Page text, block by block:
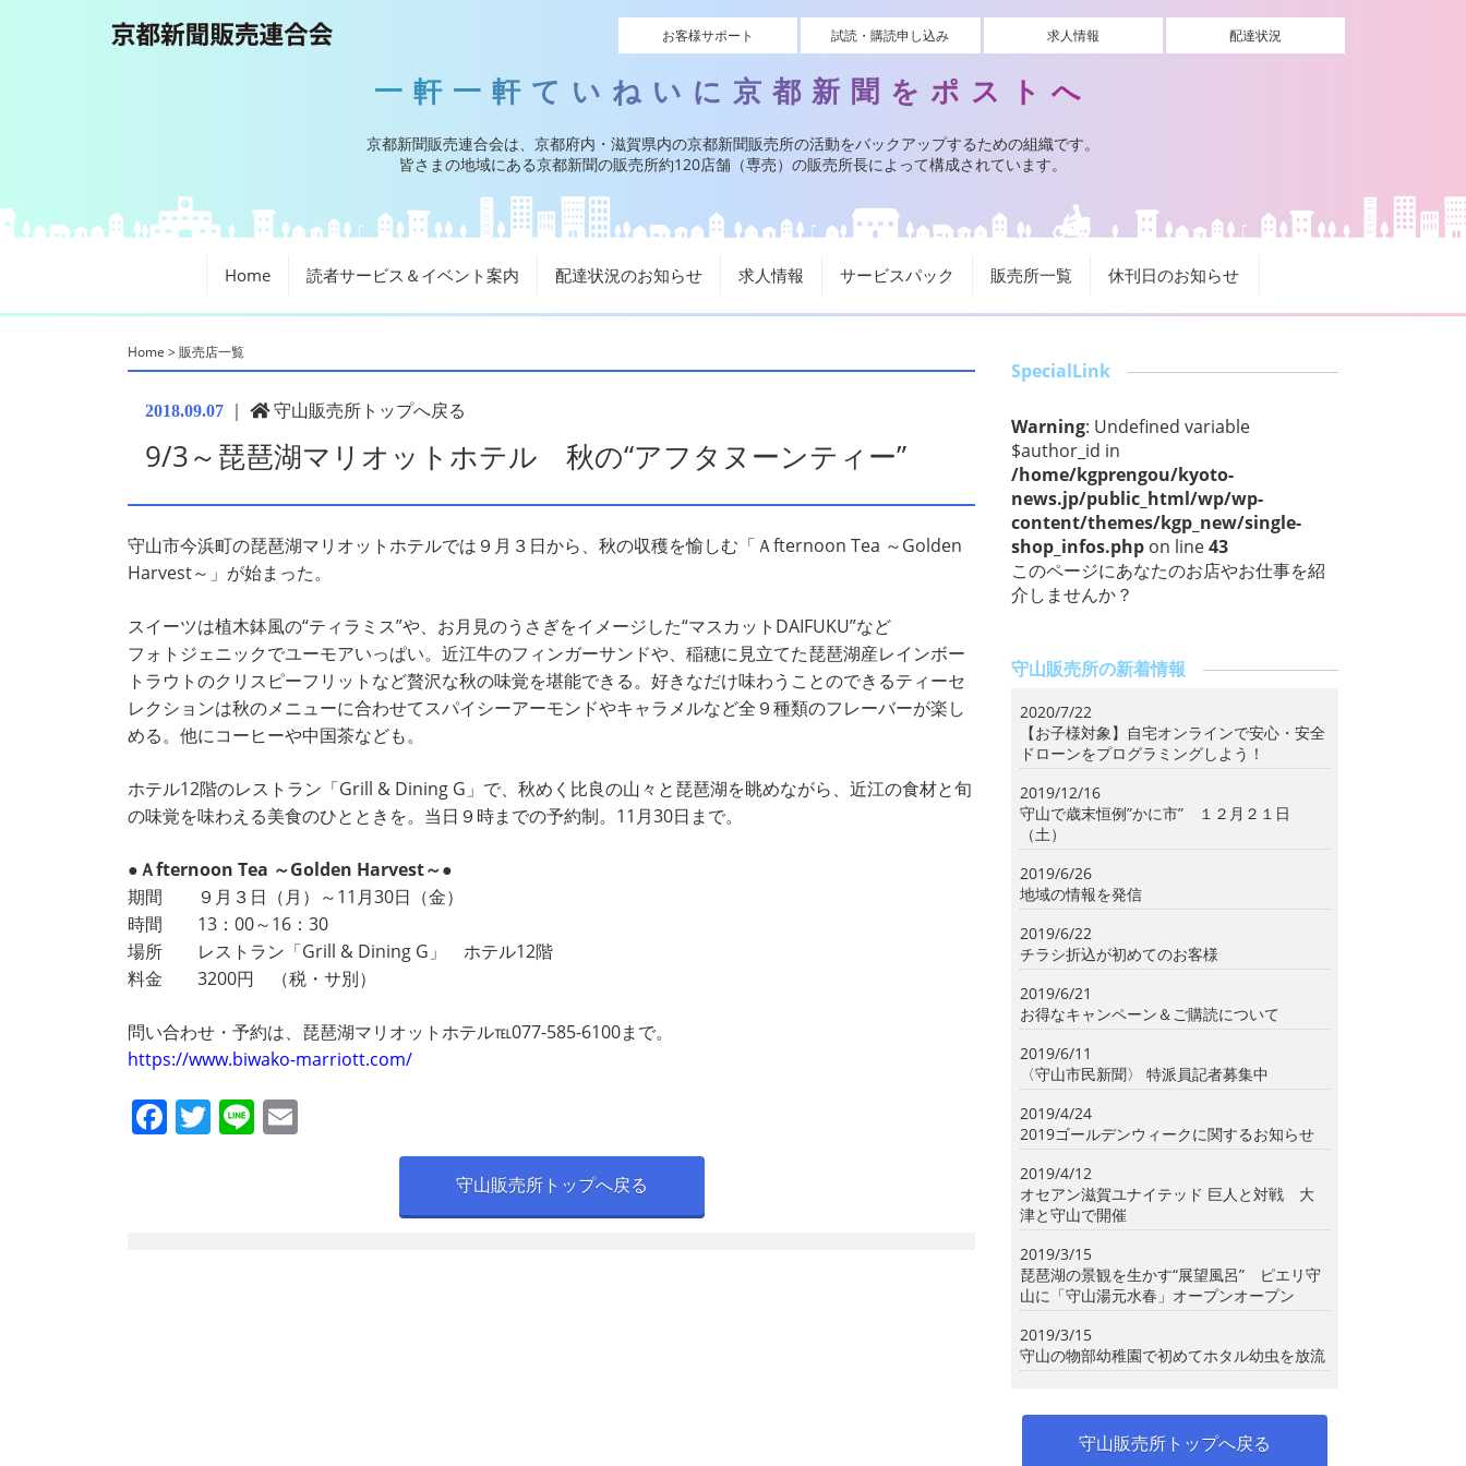
お客様サポート 試読・購読申し込み 求人情報 配達状況
一軒一軒ていねいに京都新聞をポストへ
京都新聞販売連合会は、京都府内・滋賀県内の京都新聞販売所の活動をバックアップするための組織です。
皆さまの地域にある京都新聞の販売所約120店舗（専売）の販売所長によって構成されています。
Home 読者サービス＆イベント案内 配達状況のお知らせ 求人情報 サービスパック 販売所一覧 休刊日のお知らせ
Home >販売店一覧
2018.09.07 ｜ 守山販売所トップへ戻る
9/3～琵琶湖マリオットホテル 秋の“アフタヌーンティー”
守山市今浜町の琵琶湖マリオットホテルでは９月３日から、秋の収穫を愉しむ「Ａfternoon Tea ～Golden
Harvest～」が始まった。
スイーツは植木鉢風の“ティラミス”や、お月見のうさぎをイメージした“マスカットDAIFUKU”など
フォトジェニックでユーモアいっぱい。近江牛のフィンガーサンドや、稲穂に見立てた琵琶湖産レインボー
トラウトのクリスピーフリットなど贅沢な秋の味覚を堪能できる。好きなだけ味わうことのできるティーセ
レクションは秋のメニューに合わせてスパイシーアーモンドやキャラメルなど全９種類のフレーバーが楽し
める。他にコーヒーや中国茶なども。
ホテル12階のレストラン「Grill & Dining G」で、秋めく比良の山々と琵琶湖を眺めながら、近江の食材と旬
の味覚を味わえる美食のひとときを。当日９時までの予約制。11月30日まで。
●Ａfternoon Tea ～Golden Harvest～●
期間 ９月３日（月）～11月30日（金）
時間 13：00～16：30
場所 レストラン「Grill & Dining G」 ホテル12階
料金 3200円 （税・サ別）
問い合わせ・予約は、琵琶湖マリオットホテル℡077-585-6100まで。
https://www.biwako-marriott.com/
F T Li
守山販売所トップへ戻る
SpecialLink
Warning: Undefined variable
$author_id in
/home/kgprengou/kyoto-
news.jp/public_html/wp/wp-
content/themes/kgp_new/single-
shop_infos.php on line43
このページにあなたのお店やお仕事を紹
介しませんか？
守山販売所の新着情報
2020/7/22
【お子様対象】自宅オンラインで安心・安全
ドローンをプログラミングしよう！
2019/12/16
守山で歳末恒例”かに市” １２月２１日
（土）
2019/6/26
地域の情報を発信
2019/6/22
チラシ折込が初めてのお客様
2019/6/21
お得なキャンペーン＆ご購読について
2019/6/11
〈守山市民新聞〉 特派員記者募集中
2019/4/24
2019ゴールデンウィークに関するお知らせ
2019/4/12
オセアン滋賀ユナイテッド 巨人と対戦 大
津と守山で開催
2019/3/15
琵琶湖の景観を生かす“展望風呂” ピエリ守
山に「守山湯元水春」オープンオープン
2019/3/15
守山の物部幼稚園で初めてホタル幼虫を放流
守山販売所トップへ戻る